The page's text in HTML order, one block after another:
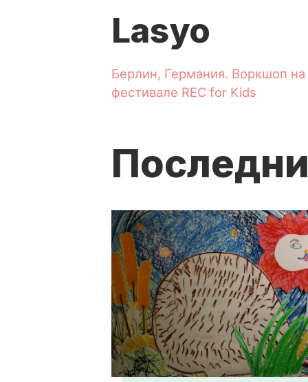
Lasyo
Берлин, Германия. Воркшоп на
фестивале REC for Kids